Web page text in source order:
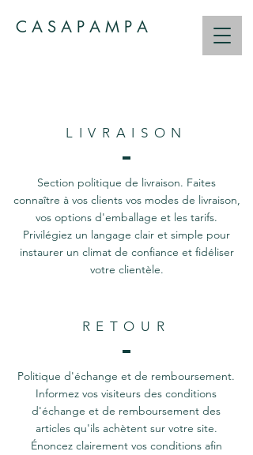
C A S A P A M P A
LIVRAISON
Section politique de livraison. Faites
connaître à vos clients vos modes de livraison,
vos options d'emballage et les tarifs.
Privilégiez un langage clair et simple pour
instaurer un climat de confiance et fidéliser
votre clientèle.
RETOUR
Politique d'échange et de remboursement.
Informez vos visiteurs des conditions
d'échange et de remboursement des
articles qu'ils achètent sur votre site.
Énoncez clairement vos conditions afin